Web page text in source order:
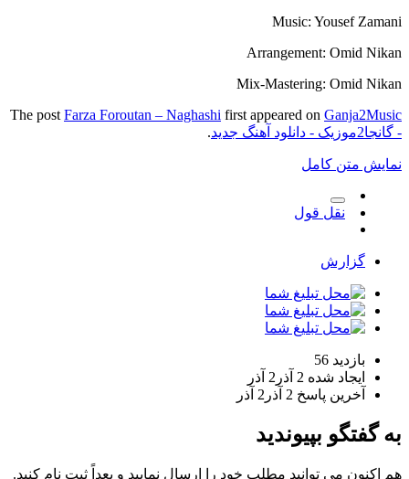
Music: Yousef Zamani
Arrangement: Omid Nikan
Mix-Mastering: Omid Nikan
The post Farza Foroutan – Naghashi first appeared on Ganja2Music
- گانجا2موزیک - دانلود آهنگ جدید
.
نمایش متن کامل
نقل قول
گزارش
بازدید 56
ایجاد شده 2 آذر
2 آذر
آخرین پاسخ 2 آذر 2 آذر
به گفتگو بپیوندید
هم اکنون می توانید مطلب خود را ارسال نمایید و بعداً ثبت نام کنید.